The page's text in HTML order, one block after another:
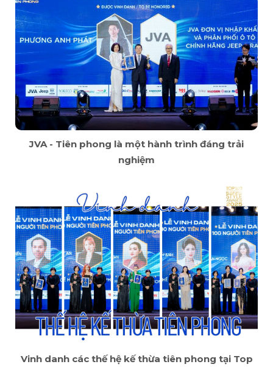
JVA - Tiên phong là một hành trình đáng trải
nghiệm
Vinh danh các thế hệ kế thừa tiên phong tại Top